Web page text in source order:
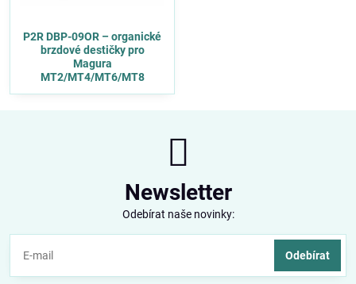
P2R DBP-09OR – organické
brzdové destičky pro
Magura
MT2/MT4/MT6/MT8
Newsletter
Odebírat naše novinky:
Odebírat